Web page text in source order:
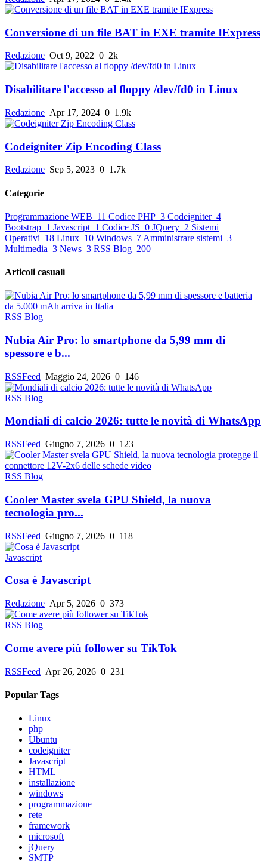
Conversione di un file BAT in EXE tramite IExpress
Redazione Oct 9, 2022 0 2k
Disabilitare l'accesso al floppy /dev/fd0 in Linux
Redazione Apr 17, 2024 0 1.9k
Codeigniter Zip Encoding Class
Redazione Sep 5, 2023 0 1.7k
Categorie
Programmazione WEB 11 Codice PHP 3 Codeigniter 4
Bootstrap 1 Javascript 1 Codice JS 0 JQuery 2 Sistemi
Operativi 18 Linux 10 Windows 7 Amministrare sistemi 3
Multimedia 3 News 3 RSS Blog 200
Articoli casuali
RSS Blog
Nubia Air Pro: lo smartphone da 5,99 mm di
spessore e b...
RSSFeed Maggio 24, 2026 0 146
RSS Blog
Mondiali di calcio 2026: tutte le novità di WhatsApp
RSSFeed Giugno 7, 2026 0 123
RSS Blog
Cooler Master svela GPU Shield, la nuova
tecnologia pro...
RSSFeed Giugno 7, 2026 0 118
Javascript
Cosa è Javascript
Redazione Apr 5, 2026 0 373
RSS Blog
Come avere più follower su TikTok
RSSFeed Apr 26, 2026 0 231
Popular Tags
Linux
php
Ubuntu
codeigniter
Javascript
HTML
installazione
windows
programmazione
rete
framework
microsoft
jQuery
SMTP